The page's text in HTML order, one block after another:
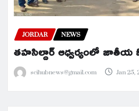
JORDAR NEWS
తహసిల్దార్ ఆధ్వర్యంలో జాతీయ
scihubnews@gmail.com Jan